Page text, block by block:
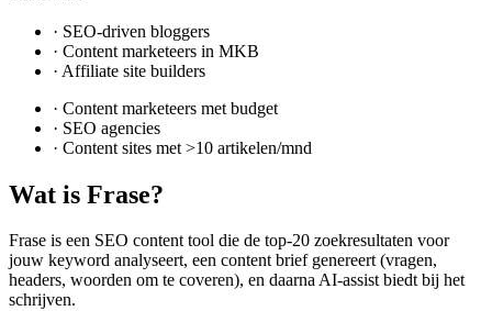
· SEO-driven bloggers
· Content marketeers in MKB
· Affiliate site builders
· Content marketeers met budget
· SEO agencies
· Content sites met >10 artikelen/mnd
Wat is Frase?
Frase is een SEO content tool die de top-20 zoekresultaten voor
jouw keyword analyseert, een content brief genereert (vragen,
headers, woorden om te coveren), en daarna AI-assist biedt bij het
schrijven.